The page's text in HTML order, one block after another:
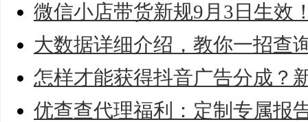
微信小店带货新规9月3日生效
大数据详细介绍，教你一招查
怎样才能获得抖音广告分成？
优查查代理福利：定制专属报